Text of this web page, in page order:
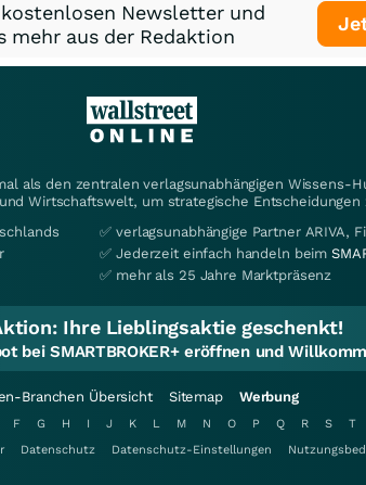
Newsletter und
mehr aus der Redaktion
als den zentralen verlagsunabhängigen Wissens-
Wirtschaftswelt, um strategische
✅ verlagsunabhängige Partner ARIVA,
✅ Jederzeit einfach handeln beim
✅ mehr als 25 Jahre Marktpräsenz
Ihre Lieblingsaktie geschenkt!
bei SMARTBROKER+ eröffnen und
Branchen Übersicht Sitemap Werbung
F G H I J K L M N O P Q R S T
Datenschutz Datenschutz-Einstellungen